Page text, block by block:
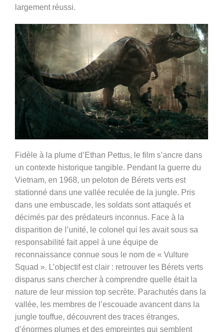
largement réussi.
Fidèle à la plume d’Ethan Pettus, le film s’ancre dans
un contexte historique tangible. Pendant la guerre du
Vietnam, en 1968, un peloton de Bérets verts est
stationné dans une vallée reculée de la jungle. Pris
dans une embuscade, les soldats sont attaqués et
décimés par des prédateurs inconnus. Face à la
disparition de l’unité, le colonel qui les avait sous sa
responsabilité fait appel à une équipe de
reconnaissance connue sous le nom de « Vulture
Squad ». L’objectif est clair : retrouver les Bérets verts
disparus sans chercher à comprendre quelle était la
nature de leur mission top secrète. Parachutés dans la
vallée, les membres de l’escouade avancent dans la
jungle touffue, découvrent des traces étranges,
d’énormes plumes et des empreintes qui semblent